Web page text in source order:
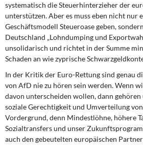
systematisch die Steuerhinterzieher der
unterstüt­zen.Aber es muss eben nicht nur
Geschäftsmodell Steueroase ge­ben,
Deutschland „Lohndumping und
unsolidarisch und richtet in der Summe
Schaden an wie zyprische
In der Kritik der Euro-Rettung sind genau
von AfD nie zu hören sein werden. Wenn
davon unterscheiden wollen, dann
soziale Gerechtigkeit und Umverteilung
Vordergrund, denn Mindestlöhne, höhere
Sozialtransfers und unser
auch den gebeutelten euro­päischen